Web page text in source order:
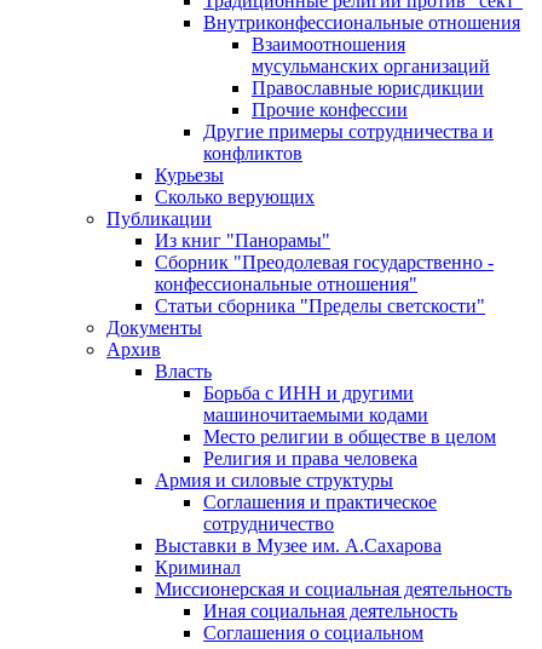
Внутриконфессиональные отношения
Взаимоотношения
мусульманских организаций
Православные юрисдикции
Прочие конфессии
Другие примеры сотрудничества и
конфликтов
Курьезы
Сколько верующих
Публикации
Из книг "Панорамы"
Сборник "Преодолевая государственно -
конфессиональные отношения"
Статьи сборника "Пределы светскости"
Документы
Архив
Власть
Борьба с ИНН и другими
машиночитаемыми кодами
Место религии в обществе в целом
Религия и права человека
Армия и силовые структуры
Соглашения и практическое
сотрудничество
Выставки в Музее им. А.Сахарова
Криминал
Миссионерская и социальная деятельность
Иная социальная деятельность
Соглашения о социальном